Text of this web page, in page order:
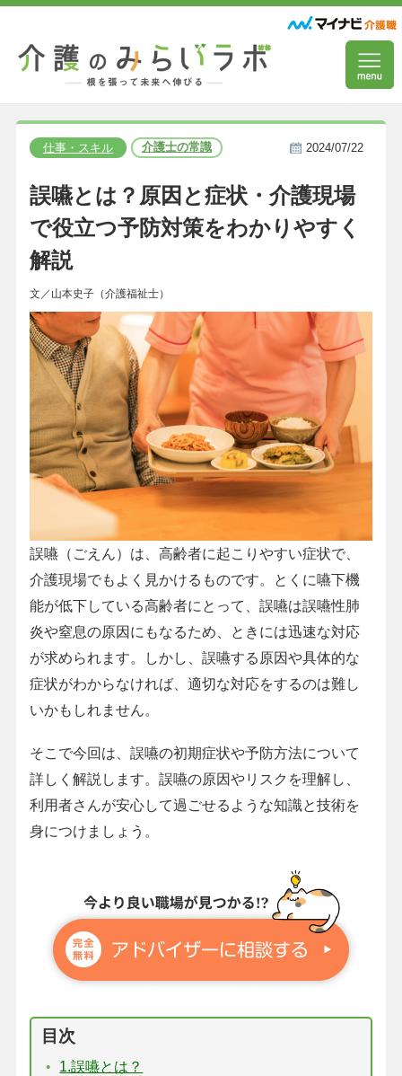
仕事・スキル 介護士の常識 2024/07/22
誤嚥とは？原因と症状・介護現場
で役立つ予防対策をわかりやすく
解説
文／山本史子（介護福祉士）
誤嚥（ごえん）は、高齢者に起こりやすい症状で、
介護現場でもよく見かけるものです。とくに嚥下機
能が低下している高齢者にとって、誤嚥は誤嚥性肺
炎や窒息の原因にもなるため、ときには迅速な対応
が求められます。しかし、誤嚥する原因や具体的な
症状がわからなければ、適切な対応をするのは難し
いかもしれません。
そこで今回は、誤嚥の初期症状や予防方法について
詳しく解説します。誤嚥の原因やリスクを理解し、
利用者さんが安心して過ごせるような知識と技術を
身につけましょう。
目次
1.誤嚥とは？